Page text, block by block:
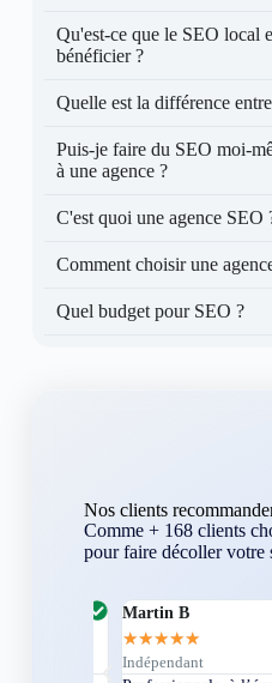
Qu'est-ce que le SEO local
bénéficier ?
Quelle est la différence
Puis-je faire du SEO moi-
à une agence ?
C'est quoi une agence SEO
Comment choisir une
Quel budget pour SEO ?
Nos clients
Comme + 168 clients
pour faire décoller votre
Martin B
★★★★
Indépendant